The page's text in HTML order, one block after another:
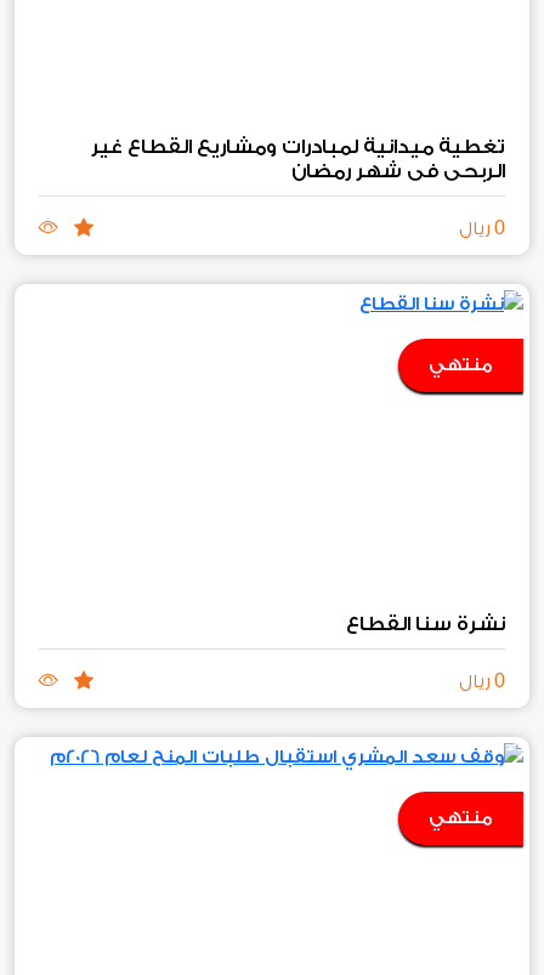
تغطية ميدانية لمبادرات ومشاريع القطاع غير
الربحي في شهر رمضان
0 ريال
منتهي
نشرة سنا القطاع
0 ريال
منتهي